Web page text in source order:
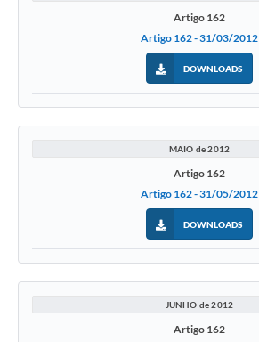
Artigo 162
Artigo 162 - 31/03/2012
DOWNLOADS
MAIO de 2012
Artigo 162
Artigo 162 - 31/05/2012
DOWNLOADS
JUNHO de 2012
Artigo 162